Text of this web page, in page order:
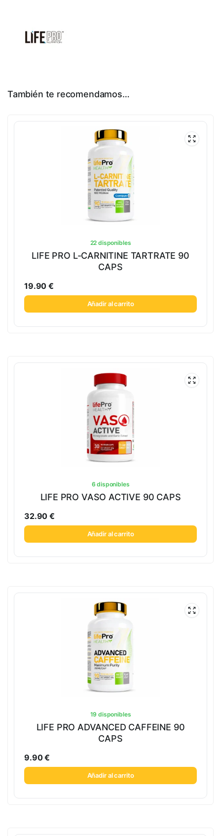
También te recomendamos…
22 disponibles
LIFE PRO L-CARNITINE TARTRATE 90
CAPS
19.90€
Añadir al carrito
6 disponibles
LIFE PRO VASO ACTIVE 90 CAPS
32.90€
Añadir al carrito
19 disponibles
LIFE PRO ADVANCED CAFFEINE 90
CAPS
9.90€
Añadir al carrito